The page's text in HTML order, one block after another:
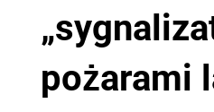
pożarami